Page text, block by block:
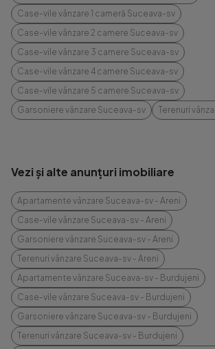
Case-vile vânzare 1 cameră Suceava-sv
Case-vile vânzare 2 camere Suceava-sv
Case-vile vânzare 3 camere Suceava-sv
Case-vile vânzare 4 camere Suceava-sv
Case-vile vânzare 5 camere Suceava-sv
Garsoniere vânzare Suceava-sv
Terenuri
Vezi și alte anunțuri imobiliare
Apartamente vânzare Suceava-sv - Areni
Case-vile vânzare Suceava-sv - Areni
Garsoniere vânzare Suceava-sv - Areni
Terenuri vânzare Suceava-sv - Areni
Apartamente vânzare Suceava-sv - Burdujeni
Case-vile vânzare Suceava-sv - Burdujeni
Garsoniere vânzare Suceava-sv - Burdujeni
Terenuri vânzare Suceava-sv - Burdujeni